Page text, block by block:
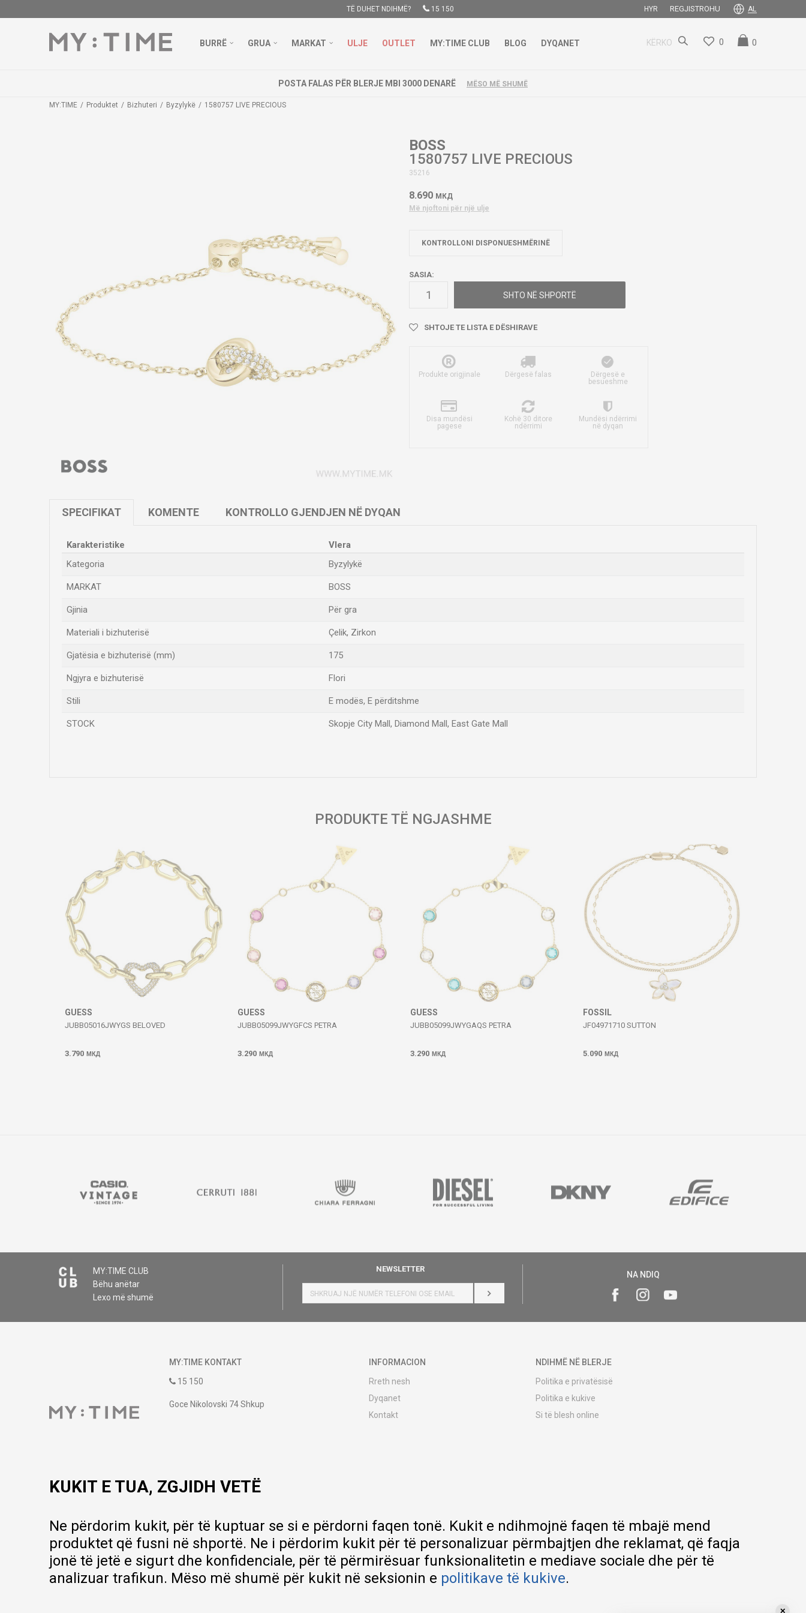
TË DUHET NDIHMË? 15 150 HYR REGJISTROHU AL
BURRË GRUA MARKAT ULJE OUTLET MY:TIME CLUB BLOG DYQANET KËRKO 0
0
POSTA FALAS PËR BLERJE MBI 3000 DENARË MËSO MË SHUMË
MY:TIME Produktet Bizhuteri Byzylykë 1580757 LIVE PRECIOUS
BOSS
1580757 LIVE PRECIOUS
35216
8.690 МКД
Më njoftoni për një ulje
KONTROLLONI DISPONUESHMËRINË
SASIA:
SHTO NË SHPORTË
SHTOJE TE LISTA E DËSHIRAVE
Produkte origjinale Dërgesë falas
Dërgesë e
besueshme
Disa mundësi
pagese
Kohë 30 ditore
ndërrimi
Mundësi ndërrimi
në dyqan
SPECIFIKAT KOMENTE KONTROLLO GJENDJEN NË DYQAN
Karakteristike
Vlera
Kategoria
Byzylykë
MARKAT BOSS
Gjinia Për gra
Materiali i bizhuterisë Çelik, Zirkon
Gjatësia e bizhuterisë (mm) 175
Ngjyra e bizhuterisë Flori
Stili E modës, E përditshme
STOCK Skopje City Mall, Diamond Mall, East Gate Mall
PRODUKTE TË NGJASHME
GUESS
JUBB05016JWYGS BELOVED
3.790 МКД
GUESS
JUBB05099JWYGFCS PETRA
3.290 МКД
GUESS
JUBB05099JWYGAQS PETRA
3.290 МКД
FOSSIL
JF04971710 SUTTON
5.090 МКД
MY:TIME CLUB
Bëhu anëtar
Lexo më shumë
NEWSLETTER
HYR
NA NDIQ
MY:TIME KONTAKT
15 150
Goce Nikolovski 74 Shkup
INFORMACION
Rreth nesh
Dyqanet
Kontakt
Lista e çmimeve
NDIHMË NË BLERJE
Politika e privatësisë
Politika e kukive
Si të blesh online
KUKIT E TUA, ZGJIDH VETË
Ne përdorim kukit, për të kuptuar se si e përdorni faqen tonë. Kukit e ndihmojnë faqen të mbajë mend
produktet që fusni në shportë. Ne i përdorim kukit për të personalizuar përmbajtjen dhe reklamat, që faqja
jonë të jetë e sigurt dhe konfidenciale, për të përmirësuar funksionalitetin e mediave sociale dhe për të
analizuar trafikun. Mëso më shumë për kukit në seksionin e politikave të kukive.
✕